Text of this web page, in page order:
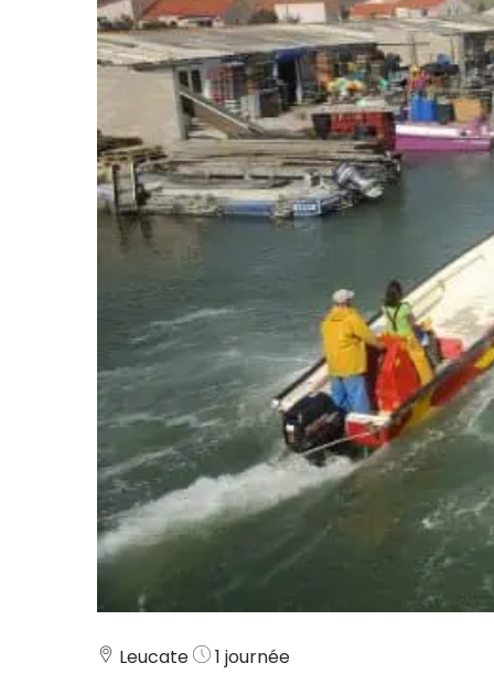
Leucate
1 journée